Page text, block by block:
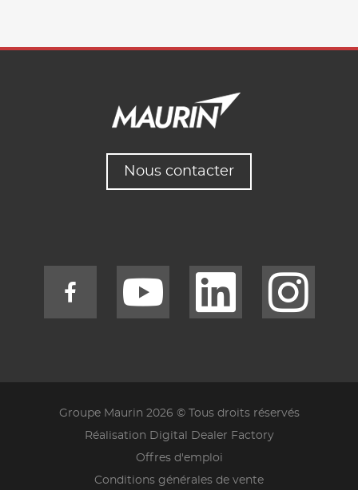
Nous contacter
Groupe Maurin 2026 © Tous droits réservés
Réalisation Digital Dealer Factory
Offres d'emploi
Conditions générales de vente